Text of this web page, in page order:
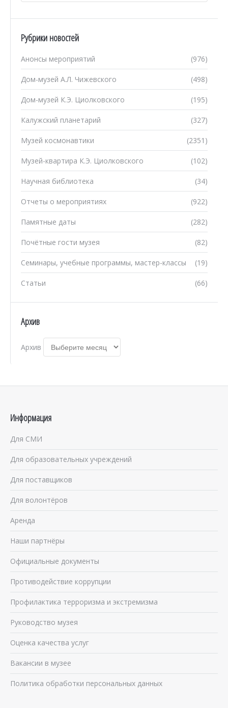
Рубрики новостей
(976)
Анонсы мероприятий
(498)
Дом-музей А.Л. Чижевского
(195)
Дом-музей К.Э. Циолковского
(327)
Калужский планетарий
(2351)
Музей космонавтики
(102)
Музей-квартира К.Э. Циолковского
(34)
Научная библиотека
(922)
Отчеты о мероприятиях
(282)
Памятные даты
(82)
Почётные гости музея
(19)
Семинары, учебные программы, мастер-классы
(66)
Статьи
Архив
Архив
Информация
Для СМИ
Для образовательных учреждений
Для поставщиков
Для волонтёров
Аренда
Наши партнёры
Официальные документы
Противодействие коррупции
Профилактика терроризма и экстремизма
Руководство музея
Оценка качества услуг
Вакансии в музее
Политика обработки персональных данных